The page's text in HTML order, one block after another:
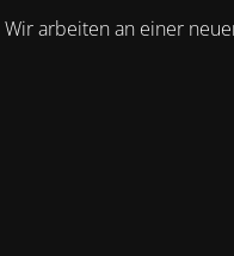
Wir arbeiten an einer